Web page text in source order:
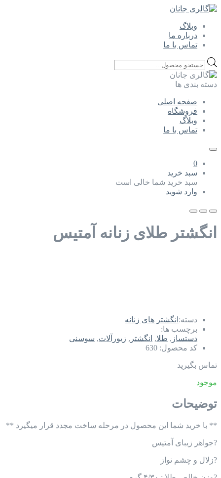
وبلاگ
درباره ما
تماس با ما
Products
search
دسته بندی ها
صفحه اصلی
فروشگاه
وبلاگ
تماس با ما
0
سبد خرید
سبد خرید شما خالی است
وارد شوید
انگشتر طلای زنانه آمتیس
دسته: انگشتر های زنانه
برچسب ها:
دستساز , طلا, انگشتر , زیورآلات, سوسنی
کد محصول: 630
تماس بگیرید
موجود
توضیحات
** با خرید شما این محصول در مرحله ساخت مجدد قرار میگیرد **
?جواهر زیبای آمتیس
?زلال و چشم نواز